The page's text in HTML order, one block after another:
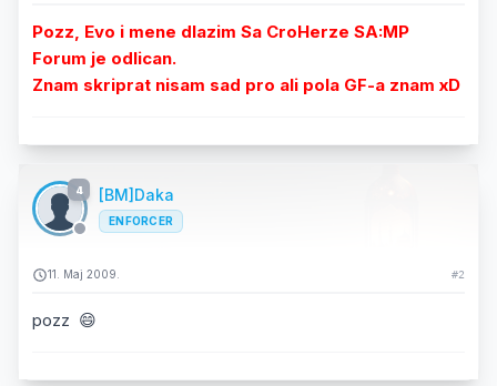
Pozz, Evo i mene dlazim Sa CroHerze SA:MP
Forum je odlican.
Znam skriprat nisam sad pro ali pola GF-a znam xD
4 [BM]Daka
ENFORCER
11. Maj 2009. #2
pozz 😄